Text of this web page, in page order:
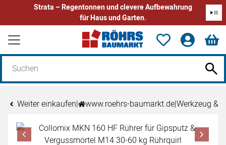
Strata – Regentonnen und clevere Aufbewahrung
für Haus und Garten.
Zum Hauptinhalt springen
Weiter einkaufen| www.roehrs-baumarkt.de|Werkzeug &
Produktgalerie
Zur Kaufbox springen